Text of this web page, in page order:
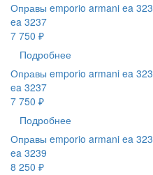
Оправы emporio armani ea
ea 3237
7 750 ₽
Подробнее
Оправы emporio armani ea
ea 3237
7 750 ₽
Подробнее
Оправы emporio armani ea
ea 3239
8 250 ₽